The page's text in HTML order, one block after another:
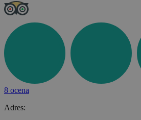
8 ocena
Adres: